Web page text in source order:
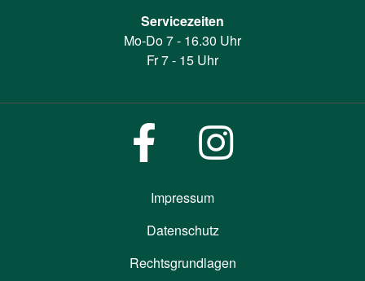
Servicezeiten
Mo-Do 7 - 16.30 Uhr
Fr 7 - 15 Uhr
Impressum
Datenschutz
Rechtsgrundlagen